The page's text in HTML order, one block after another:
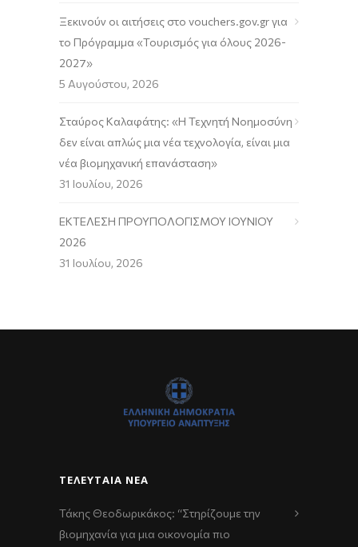
Ξεκινούν οι αιτήσεις στο vouchers.gov.gr για
το Πρόγραμμα «Τουρισμός για όλους 2026-
2027»
5 Αυγούστου, 2026
Σταύρος Καλαφάτης: «Η Τεχνητή Νοημοσύνη
δεν είναι απλώς μια νέα τεχνολογία, είναι μια
νέα βιομηχανική επανάσταση»
31 Ιουλίου, 2026
ΕΚΤΕΛΕΣΗ ΠΡΟΥΠΟΛΟΓΙΣΜΟΥ ΙΟΥΝΙΟΥ
2026
31 Ιουλίου, 2026
ΤΕΛΕΥΤΑΊΑ ΝΈΑ
Τάκης Θεοδωρικάκος: “Στηρίζουμε την
βιομηχανία για μια οικονομία πιο